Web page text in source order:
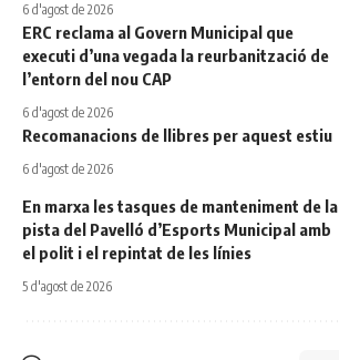
6 d'agost de 2026
ERC reclama al Govern Municipal que
executi d’una vegada la reurbanització de
l’entorn del nou CAP
6 d'agost de 2026
Recomanacions de llibres per aquest estiu
6 d'agost de 2026
En marxa les tasques de manteniment de la
pista del Pavelló d’Esports Municipal amb
el polit i el repintat de les línies
5 d'agost de 2026